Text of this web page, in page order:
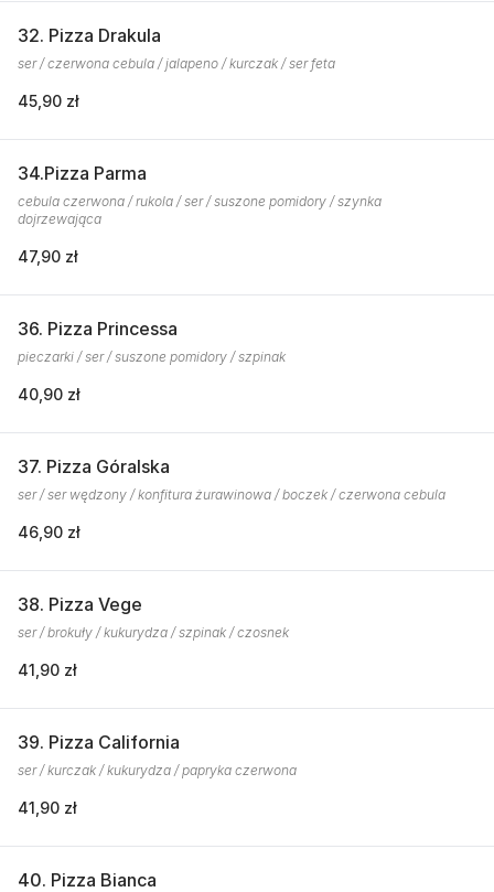
32. Pizza Drakula
ser / czerwona cebula / jalapeno / kurczak / ser feta
45,90 zł
34.Pizza Parma
cebula czerwona / rukola / ser / suszone pomidory / szynka
dojrzewająca
47,90 zł
36. Pizza Princessa
pieczarki / ser / suszone pomidory / szpinak
40,90 zł
37. Pizza Góralska
ser / ser wędzony / konfitura żurawinowa / boczek / czerwona cebula
46,90 zł
38. Pizza Vege
ser / brokuły / kukurydza / szpinak / czosnek
41,90 zł
39. Pizza California
ser / kurczak / kukurydza / papryka czerwona
41,90 zł
40. Pizza Bianca